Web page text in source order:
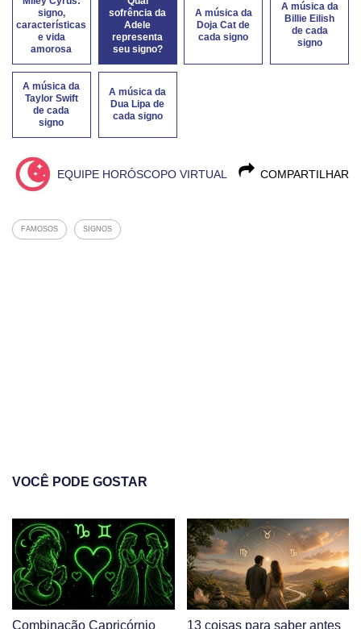
signo,
características
e vida
amorosa
sofrência da
Adele
representa
seu signo?
A música da
Doja Cat de
cada signo
A música da
Billie Eilish
de cada
signo
A música da
Taylor Swift
de cada
signo
A música da
Dua Lipa de
cada signo
COMPARTILHAR
EQUIPE HORÓSCOPO VIRTUAL
FAMOSOS SIGNOS
VOCÊ PODE GOSTAR
Combinação Capricórnio
13 coisas para saber antes